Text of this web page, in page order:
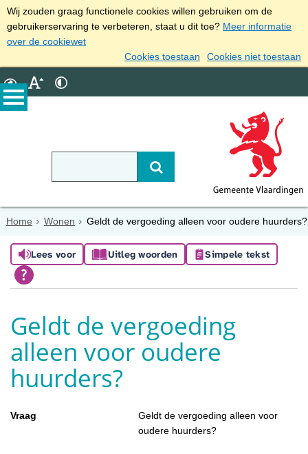
Wij zouden graag functionele cookies willen gebruiken om de
gebruikerservaring te verbeteren, staat u dit toe? Meer informatie
over de cookiewet
Cookies toestaan
Cookies niet toestaan
Home Wonen Geldt de vergoeding alleen voor oudere huurders?
Lees voor Uitleg woorden Simpele tekst
Geldt de vergoeding
alleen voor oudere
huurders?
Vraag
Geldt de vergoeding alleen voor
oudere huurders?